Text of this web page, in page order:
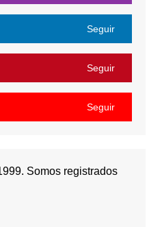
Seguir
Seguir
Seguir
Somos registrados